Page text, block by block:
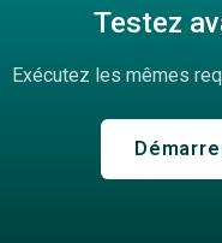
Testez
Exécutez les mêmes